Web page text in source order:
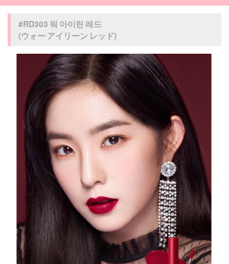
#RD303 워 아이린 레드
(ウォー アイリーン レッド)